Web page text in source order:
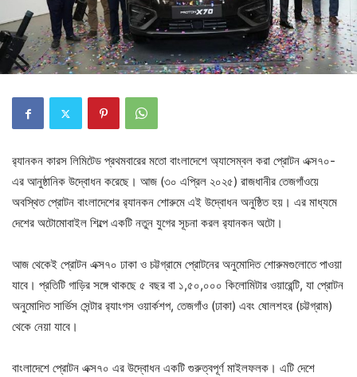
র‍্যানকন কারস লিমিটেড প্রথমবারের মতো বাংলাদেশে অ্যাসেম্বল করা প্রোটন এক্স৭০-
এর আনুষ্ঠানিক উদ্বোধন করেছে। আজ (৩০ এপ্রিল ২০২৫) রাজধানীর তেজগাঁওয়ে
অবস্থিত প্রোটন বাংলাদেশের র‍্যানকন শোরুমে এই উদ্বোধন অনুষ্ঠিত হয়। এর মাধ্যমে
দেশের অটোমোবাইল শিল্পে একটি নতুন যুগের সূচনা করল র‍্যানকন অটো।
আজ থেকেই প্রোটন এক্স৭০ ঢাকা ও চট্টগ্রামে প্রোটনের অনুমোদিত শোরুমগুলোতে পাওয়া
যাবে। প্রতিটি গাড়ির সঙ্গে থাকছে ৫ বছর বা ১,৫০,০০০ কিলোমিটার ওয়ারেন্টি, যা প্রোটন
অনুমোদিত সার্ভিস সেন্টার র‍্যাংগস ওয়ার্কশপ, তেজগাঁও (ঢাকা) এবং ষোলশহর (চট্টগ্রাম)
থেকে নেয়া যাবে।
বাংলাদেশে প্রোটন এক্স৭০ এর উদ্বোধন একটি গুরুত্বপূর্ণ মাইলফলক। এটি দেশে